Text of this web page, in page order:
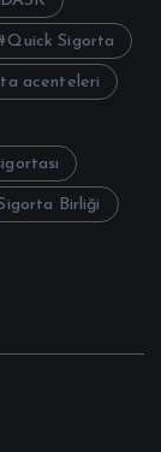
Quick Sigorta
acenteleri
Birliği